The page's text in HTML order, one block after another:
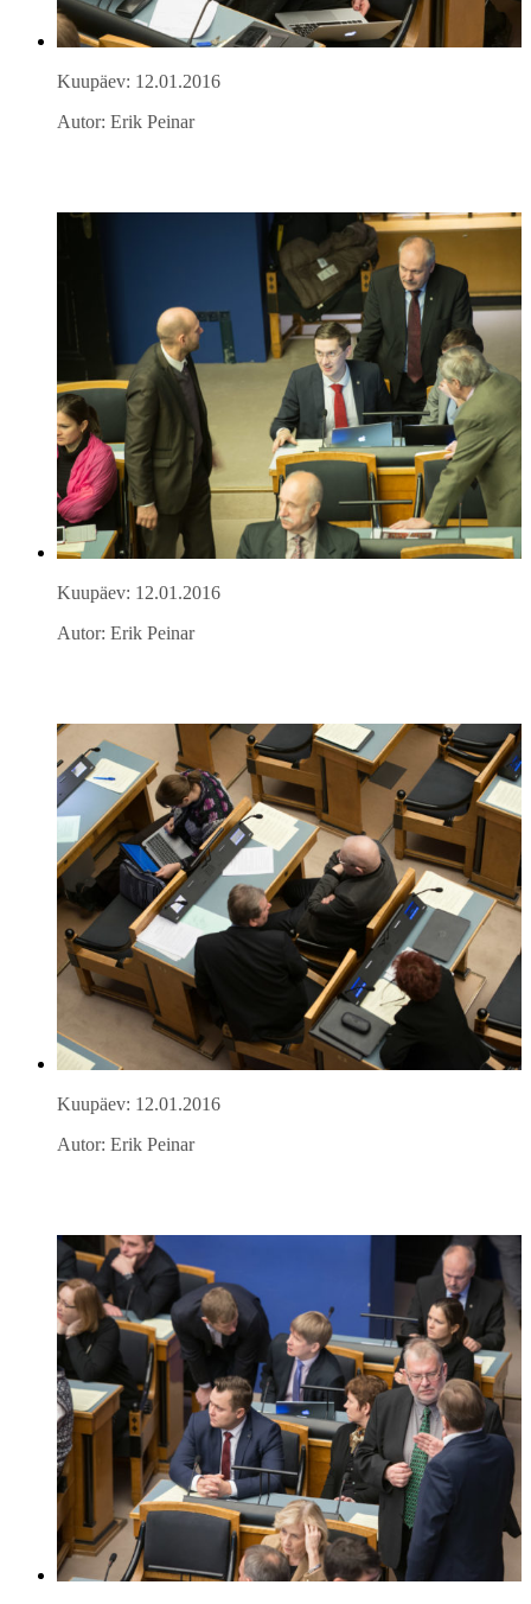
Kuupäev: 12.01.2016
Autor: Erik Peinar
Kuupäev: 12.01.2016
Autor: Erik Peinar
Kuupäev: 12.01.2016
Autor: Erik Peinar